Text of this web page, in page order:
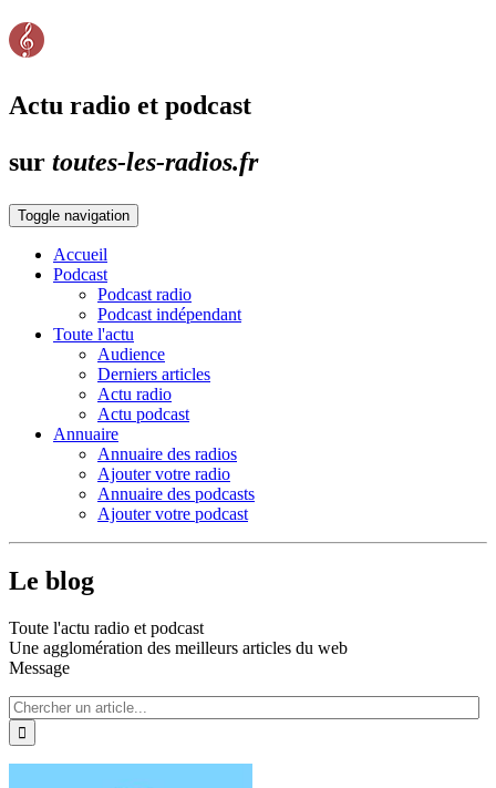
Actu radio et podcast
sur toutes-les-radios.fr
Toggle navigation
Accueil
Podcast
Podcast radio
Podcast indépendant
Toute l'actu
Audience
Derniers articles
Actu radio
Actu podcast
Annuaire
Annuaire des radios
Ajouter votre radio
Annuaire des podcasts
Ajouter votre podcast
Le blog
Toute l'actu radio et podcast
Une agglomération des meilleurs articles du web
Message